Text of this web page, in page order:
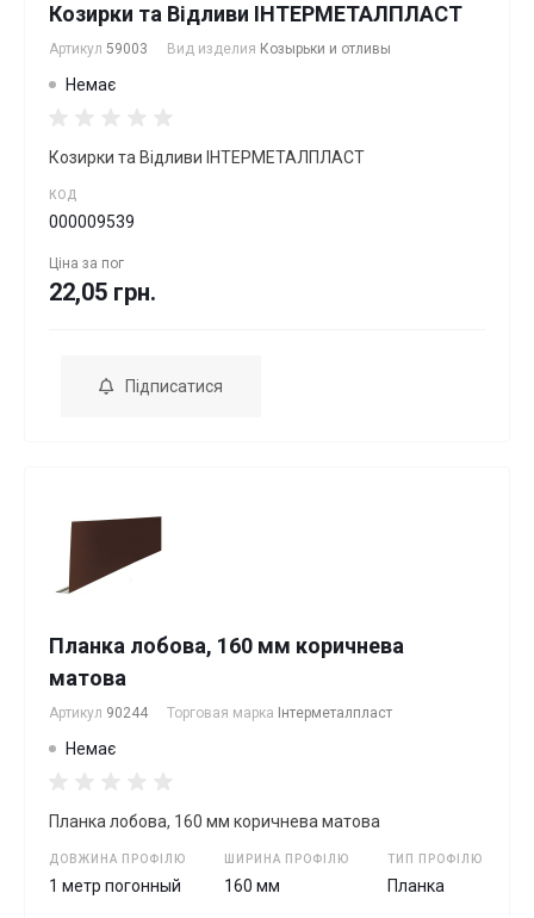
Козирки та Відливи ІНТЕРМЕТАЛПЛАСТ
Артикул 59003 Вид изделия Козырьки и отливы
Немає
Козирки та Відливи ІНТЕРМЕТАЛПЛАСТ
КОД
000009539
Ціна за пог
22,05 грн.
Підписатися
Планка лобова, 160 мм коричнева
матова
Артикул 90244 Торговая марка Інтерметалпласт
Немає
Планка лобова, 160 мм коричнева матова
ДОВЖИНА ПРОФІЛЮ
1 метр погонный
ШИРИНА ПРОФІЛЮ
160 мм
ТИП ПРОФІЛЮ
Планка